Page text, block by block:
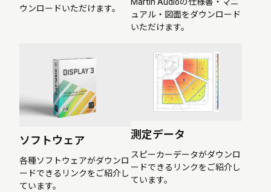
ウンロードいただけます。
ュアル・図面をダウンロード
いただけます。
ソフトウェア
各種ソフトウェアがダウンロ
ードできるリンクをご紹介し
ています。
測定データ
スピーカーデータがダウンロ
ードできるリンクをご紹介し
ています。